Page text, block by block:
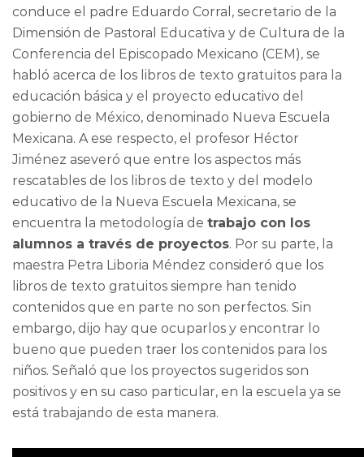
conduce el padre Eduardo Corral, secretario de la
Dimensión de Pastoral Educativa y de Cultura de la
Conferencia del Episcopado Mexicano (CEM), se
habló acerca de los libros de texto gratuitos para la
educación básica y el proyecto educativo del
gobierno de México, denominado Nueva Escuela
Mexicana. A ese respecto, el profesor Héctor
Jiménez aseveró que entre los aspectos más
rescatables de los libros de texto y del modelo
educativo de la Nueva Escuela Mexicana, se
encuentra la metodología de trabajo con los
alumnos a través de proyectos. Por su parte, la
maestra Petra Liboria Méndez consideró que los
libros de texto gratuitos siempre han tenido
contenidos que en parte no son perfectos. Sin
embargo, dijo hay que ocuparlos y encontrar lo
bueno que pueden traer los contenidos para los
niños. Señaló que los proyectos sugeridos son
positivos y en su caso particular, en la escuela ya se
está trabajando de esta manera.